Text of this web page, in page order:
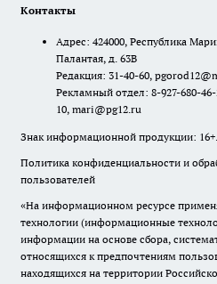
Контакты
Адрес: 424000, Республика
Палантая, д. 63В
Редакция: 31-40-60,
Рекламный отдел: 8-927-680-46-
10, mari@pg12.ru
Знак информационной продукции: 16+.
Политика конфиденциальности и
пользователей
«На информационном ресурсе
технологии (информационные
информации на основе сбора,
относящихся к предпочтениям
находящихся на территории